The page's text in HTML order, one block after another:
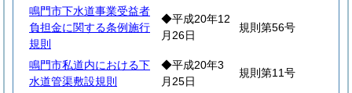
鳴門市下水道事業受益者
負担金に関する条例施行
規則
◆平成20年12
月26日
規則第56号
鳴門市私道内における下
水道管渠敷設規則
◆平成20年3
月25日
規則第11号